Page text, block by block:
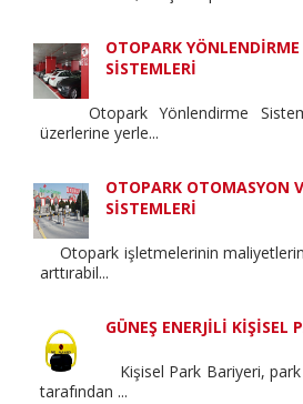
OTOPARK
SİSTEMLERİ
Otopark Yönlendirme
üzerlerine yerle...
OTOPARK OTOMASYON
SİSTEMLERİ
Otopark işletmelerinin maliyetlerini
arttırabil...
GÜNEŞ ENERJİLİ KİŞİSEL
Kişisel Park Bariyeri,
tarafından ...